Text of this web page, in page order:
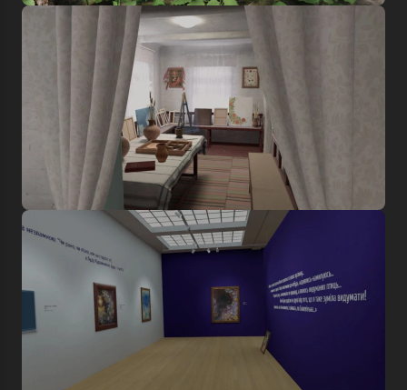
Пошук
Знайти
Увійти в emuseum.ua
Продовжити з Google
Продовжити з Facebook